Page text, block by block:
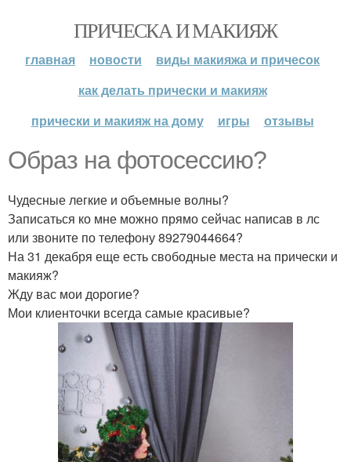
ПРИЧЕСКА И МАКИЯЖ
главная новости
виды макияжа и причесок
как делать прически и макияж
прически и макияж на дому
игры отзывы
Образ на фотосессию?
Чудесные легкие и объемные волны?
Записаться ко мне можно прямо сейчас написав в лс
или звоните по телефону 89279044664?
На 31 декабря еще есть свободные места на прически и
макияж?
Жду вас мои дорогие?
Мои клиенточки всегда самые красивые?